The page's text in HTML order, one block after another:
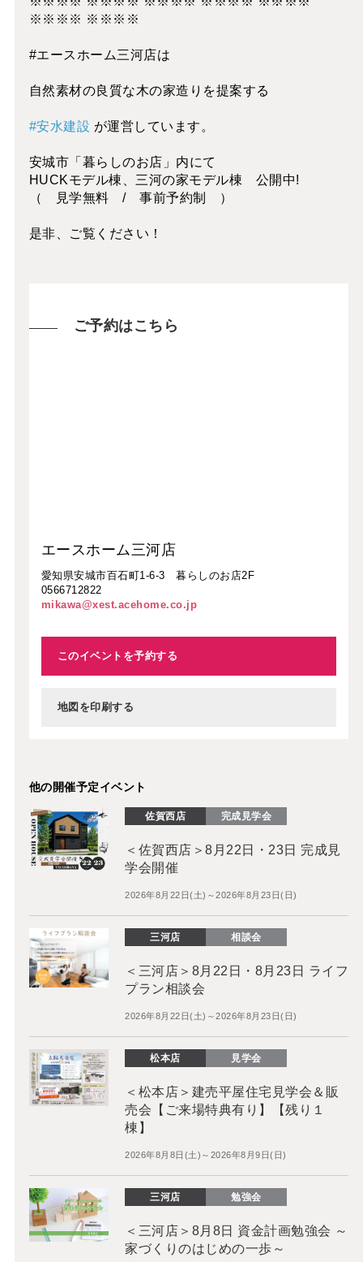
※※※※ ※※※※
#エースホーム三河店は
自然素材の良質な木の家造りを提案する
#安水建設 が運営しています。
安城市「暮らしのお店」内にて
HUCKモデル棟、三河の家モデル棟 公開中!
（ 見学無料 / 事前予約制 ）
是非、ご覧ください！
ご予約はこちら
エースホーム三河店
愛知県安城市百石町1-6-3 暮らしのお店2F
0566712822
mikawa@xest.acehome.co.jp
このイベントを予約する
地図を印刷する
他の開催予定イベント
佐賀西店 完成見学会
＜佐賀西店＞8月22日・23日 完成見
学会開催
2026年8月22日(土)～2026年8月23日(日)
三河店 相談会
＜三河店＞8月22日・8月23日 ライフ
プラン相談会
2026年8月22日(土)～2026年8月23日(日)
松本店 見学会
＜松本店＞建売平屋住宅見学会＆販
売会【ご来場特典有り】【残り１
棟】
2026年8月8日(土)～2026年8月9日(日)
三河店 勉強会
＜三河店＞8月8日 資金計画勉強会 ～
家づくりのはじめの一歩～